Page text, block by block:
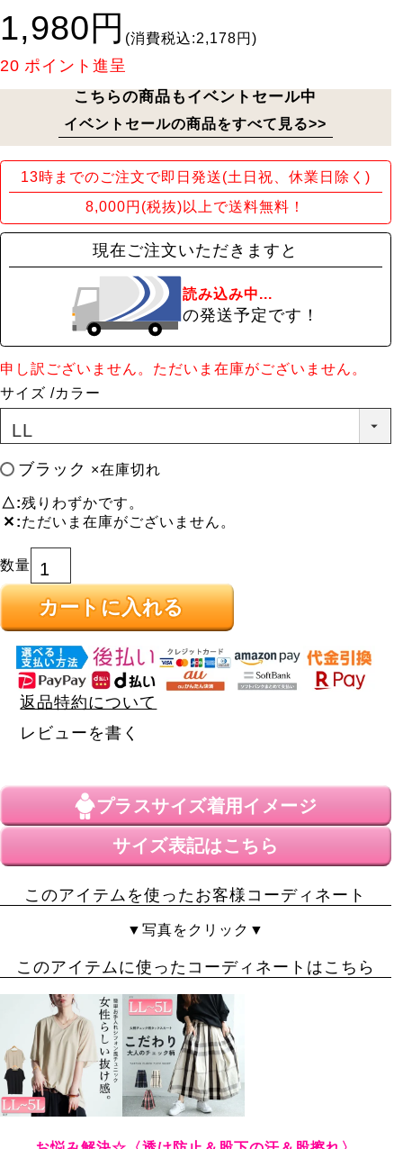
1,980円 (消費税込:2,178円)
20 ポイント進呈
こちらの商品もイベントセール中
イベントセールの商品をすべて見る>>
13時までのご注文で即日発送(土日祝、休業日除く)
8,000円(税抜)以上で送料無料！
現在ご注文いただきますと
読み込み中...
の発送予定です！
申し訳ございません。ただいま在庫がございません。
サイズ
カラー
ブラック ×在庫切れ
△ 残りわずかです。
✕ ただいま在庫がございません。
カートに入れる
返品特約について
レビューを書く
プラスサイズ着用イメージ
サイズ表記はこちら
このアイテムを使ったお客様コーディネート
▼写真をクリック▼
このアイテムに使ったコーディネートはこちら